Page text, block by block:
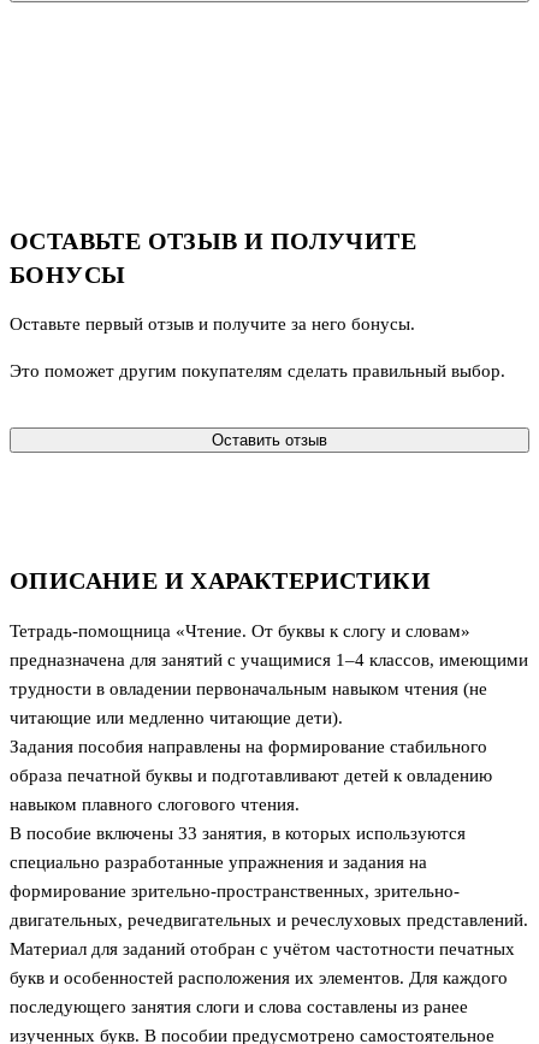
ОПИСАНИЕ И ХАРАКТЕРИСТИКИ
Тетрадь-помощница «Чтение. От буквы к слогу и словам»
предназначена для занятий с учащимися 1–4 классов, имеющими
трудности в овладении первоначальным навыком чтения (не
читающие или медленно читающие дети).
Задания пособия направлены на формирование стабильного
образа печатной буквы и подготавливают детей к овладению
навыком плавного слогового чтения.
В пособие включены 33 занятия, в которых используются
специально разработанные упражнения и задания на
формирование зрительно-пространственных, зрительно-
двигательных, речедвигательных и речеслуховых представлений.
Материал для заданий отобран с учётом частотности печатных
букв и особенностей расположения их элементов. Для каждого
последующего занятия слоги и слова составлены из ранее
изученных букв. В пособии предусмотрено самостоятельное
ОСТАВЬТЕ ОТЗЫВ И ПОЛУЧИТЕ
БОНУСЫ
Оставьте первый отзыв и получите за него бонусы.
Это поможет другим покупателям сделать правильный выбор.
Оставить отзыв